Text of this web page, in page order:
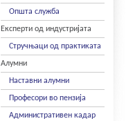
Општа служба
Експерти од индустријата
Стручњаци од практиката
Алумни
Наставни алумни
Професори во пензија
Административен кадар